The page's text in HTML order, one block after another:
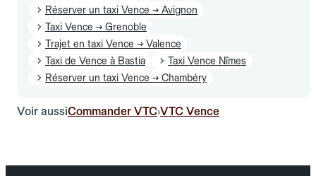
Réserver un taxi Vence → Avignon
Taxi Vence → Grenoble
Trajet en taxi Vence → Valence
Taxi de Vence à Bastia
Taxi Vence Nîmes
Réserver un taxi Vence → Chambéry
Voir aussiCommander VTC›VTC Vence